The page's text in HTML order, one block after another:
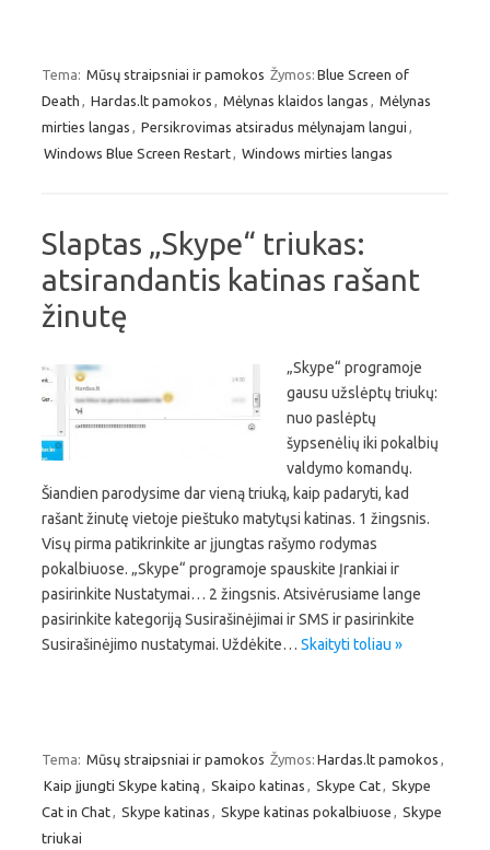
Tema: Mūsų straipsniai ir pamokos Žymos: Blue Screen of
Death
Hardas.lt pamokos Mėlynas klaidos langas
Mėlynas
mirties langas
Persikrovimas atsiradus mėlynajam langui
Windows Blue Screen Restart
Windows mirties langas
Slaptas „Skype“ triukas:
atsirandantis katinas rašant
žinutę
„Skype“ programoje
gausu užslėptų triukų:
nuo paslėptų
šypsenėlių iki pokalbių
valdymo komandų.
Šiandien parodysime dar vieną triuką, kaip padaryti, kad
rašant žinutę vietoje pieštuko matytųsi katinas. 1 žingsnis.
Visų pirma patikrinkite ar įjungtas rašymo rodymas
pokalbiuose. „Skype“ programoje spauskite Įrankiai ir
pasirinkite Nustatymai… 2 žingsnis. Atsivėrusiame lange
pasirinkite kategoriją Susirašinėjimai ir SMS ir pasirinkite
Susirašinėjimo nustatymai. Uždėkite… Skaityti toliau »
Tema: Mūsų straipsniai ir pamokos Žymos: Hardas.lt pamokos
Kaip įjungti Skype katiną
Skaipo katinas Skype Cat
Skype
Cat in Chat
Skype katinas Skype katinas pokalbiuose
Skype
triukai